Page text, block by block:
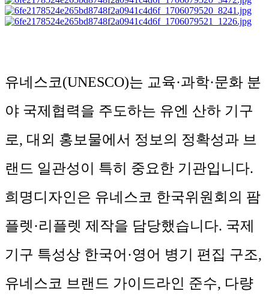
유네스코(UNESCO)는 교육·과학·문화 분
야 국제협력을 주도하는 유엔 산하 기구
로, 대외 홍보물에서 정보의 정확성과 브
랜드 일관성이 특히 중요한 기관입니다.
희명디자인은 유네스코 한국위원회의 팜
플렛·리플렛 제작을 담당했습니다. 국제
기구 특성상 한국어·영어 병기 편집 구조,
유네스코 브랜드 가이드라인 준수, 다량